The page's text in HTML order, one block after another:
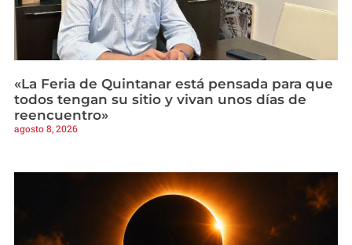
«La Feria de Quintanar está pensada para que
todos tengan su sitio y vivan unos días de
reencuentro»
agosto 8, 2026